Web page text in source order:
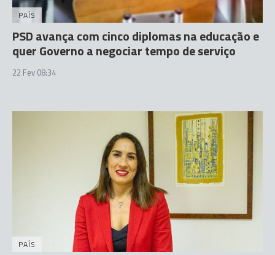
PAÍS
PSD avança com cinco diplomas na educação e
quer Governo a negociar tempo de serviço
22 Fev 08:34
PAÍS